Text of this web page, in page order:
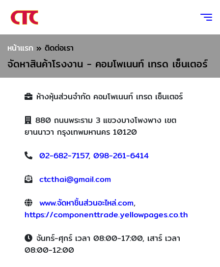
หน้าแรก » ติดต่อเรา
จัดหาสินค้าโรงงาน - คอมโพเนนท์ เทรด เซ็นเตอร์
ห้างหุ้นส่วนจำกัด คอมโพเนนท์ เทรด เซ็นเตอร์
880 ถนนพระราม 3 แขวงบางโพงพาง เขต
ยานนาวา กรุงเทพมหานคร 10120
02-682-7157, 098-261-6414
ctcthai@gmail.com
www.จัดหาชิ้นส่วนอะไหล่.com,
https://componenttrade.yellowpages.co.th
จันทร์-ศุกร์ เวลา 08:00-17:00, เสาร์ เวลา
08:00-12:00